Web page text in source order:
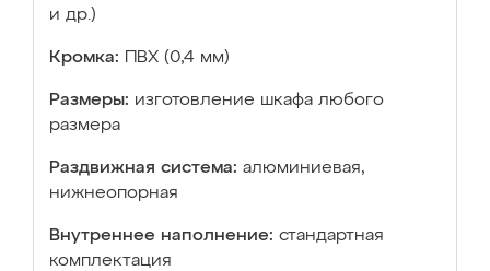
и др.)
Кромка: ПВХ (0,4 мм)
Размеры: изготовление шкафа любого
размера
Раздвижная система: алюминиевая,
нижнеопорная
Внутреннее наполнение: стандартная
комплектация